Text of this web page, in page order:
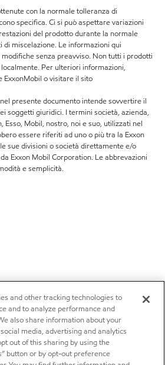
con la normale tolleranza di
specifica. Ci si può aspettare variazioni
del prodotto durante la normale
di miscelazione. Le informazioni qui
senza preavviso. Non tutti i prodotti
Per ulteriori informazioni,
o visitare il sito
presente documento intende sovvertire il
soggetti giuridici. I termini società, azienda,
Esso, Mobil, nostro, noi e suo, utilizzati nel
essere riferiti ad uno o più tra la Exxon
sue divisioni o società direttamente e/o
Exxon Mobil Corporation. Le abbrevazioni
e semplicità.
and other tracking technologies to
and to analyze performance and
also share information about your
media, advertising and analytics
out of this sharing by using the
button or by opt-out preference